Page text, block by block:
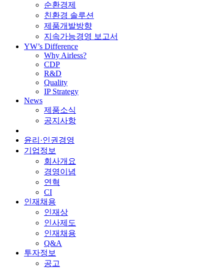
순환경제
친환경 솔루션
제품개발방향
지속가능경영 보고서
YW’s Difference
Why Airless?
CDP
R&D
Quality
IP Strategy
News
제품소식
공지사항
윤리·인권경영
기업정보
회사개요
경영이념
연혁
CI
인재채용
인재상
인사제도
인재채용
Q&A
투자정보
공고